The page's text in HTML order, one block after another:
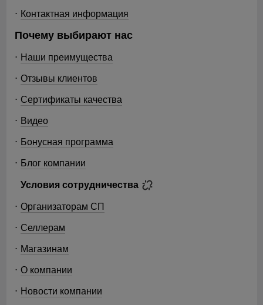
Контактная информация
Почему выбирают нас
Наши преимущества
Отзывы клиентов
Сертификаты качества
Видео
Бонусная программа
Блог компании
Условия сотрудничества
Организаторам СП
Селлерам
Магазинам
О компании
Новости компании